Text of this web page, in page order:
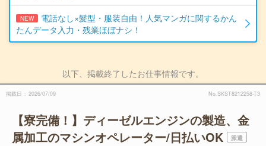
NEW
電話なし×髪型・服装自由！人気マンガに関するかん
たんデータ入力・残業ほぼナシ！
以下、掲載終了したお仕事情報です。
掲載日 2026/07/09 No.SKST8212258-T3
【寮完備！】ディーゼルエンジンの製造、金
属加工のマシンオペレーター/日払いOK
派遣